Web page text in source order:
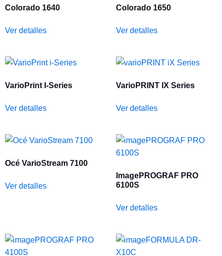
Colorado 1640
Ver detalles
Colorado 1650
Ver detalles
VarioPrint I-Series
Ver detalles
VarioPRINT IX Series
Ver detalles
Océ VarioStream 7100
Ver detalles
ImagePROGRAF PRO
6100S
Ver detalles